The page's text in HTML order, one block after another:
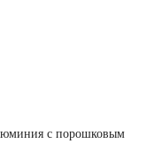
с порошковым